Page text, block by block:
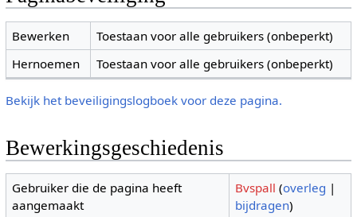
Bewerken
Toestaan voor alle gebruikers (onbeperkt)
Hernoemen
Toestaan voor alle gebruikers (onbeperkt)
Bekijk het beveiligingslogboek voor deze pagina.
Bewerkingsgeschiedenis
Gebruiker die de pagina heeft
aangemaakt
Bvspall (overleg |
bijdragen)